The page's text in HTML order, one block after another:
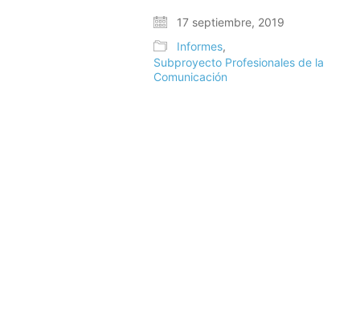
17 septiembre, 2019
Informes,
Subproyecto Profesionales de la
Comunicación
EDU2015- 64015-C3-1-R. U. de Huelva
EDU2015- 64015-C3-2-R. U. Pompeu Fabra
EDU2015-64015-C3-3-R. U. de Valladolid